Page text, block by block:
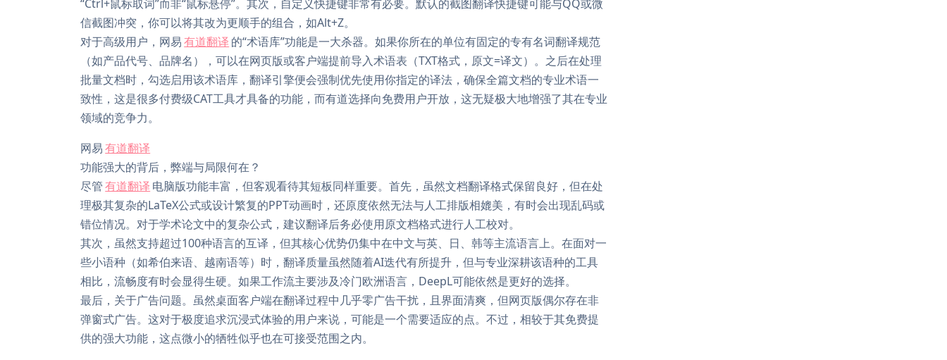
“Ctrl+鼠标取词”而非“鼠标悬停”。其次，自定义快捷键非常有必要。默认的截图翻译快捷键可能与QQ或微
信截图冲突，你可以将其改为更顺手的组合，如Alt+Z。
对于高级用户，网易有道翻译 的“术语库”功能是一大杀器。如果你所在的单位有固定的专有名词翻译规范
（如产品代号、品牌名），可以在网页版或客户端提前导入术语表（TXT格式，原文=译文）。之后在处理
批量文档时，勾选启用该术语库，翻译引擎便会强制优先使用你指定的译法，确保全篇文档的专业术语一
致性，这是很多付费级CAT工具才具备的功能，而有道选择向免费用户开放，这无疑极大地增强了其在专业
领域的竞争力。
网易有道翻译
功能强大的背后，弊端与局限何在？
尽管有道翻译 电脑版功能丰富，但客观看待其短板同样重要。首先，虽然文档翻译格式保留良好，但在处
理极其复杂的LaTeX公式或设计繁复的PPT动画时，还原度依然无法与人工排版相媲美，有时会出现乱码或
错位情况。对于学术论文中的复杂公式，建议翻译后务必使用原文档格式进行人工校对。
其次，虽然支持超过100种语言的互译，但其核心优势仍集中在中文与英、日、韩等主流语言上。在面对一
些小语种（如希伯来语、越南语等）时，翻译质量虽然随着AI迭代有所提升，但与专业深耕该语种的工具
相比，流畅度有时会显得生硬。如果工作流主要涉及冷门欧洲语言，DeepL可能依然是更好的选择。
最后，关于广告问题。虽然桌面客户端在翻译过程中几乎零广告干扰，且界面清爽，但网页版偶尔存在非
弹窗式广告。这对于极度追求沉浸式体验的用户来说，可能是一个需要适应的点。不过，相较于其免费提
供的强大功能，这点微小的牺牲似乎也在可接受范围之内。